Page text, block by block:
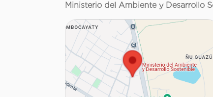
Ministerio del Ambiente y Desarrollo